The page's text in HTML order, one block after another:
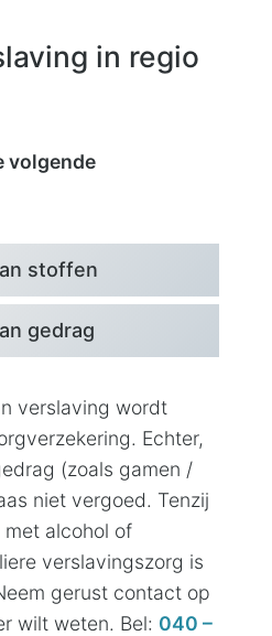
in regio
volgende
stoffen
gedrag
verslaving wordt
Echter,
(zoals gamen /
niet vergoed. Tenzij
alcohol of
verslavingszorg is
gerust contact op
wilt weten. Bel: 040 –